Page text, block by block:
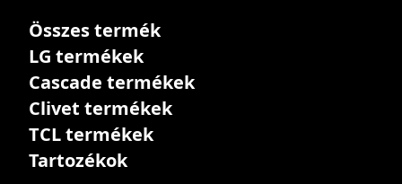
Összes termék
LG termékek
Cascade termékek
Clivet termékek
TCL termékek
Tartozékok